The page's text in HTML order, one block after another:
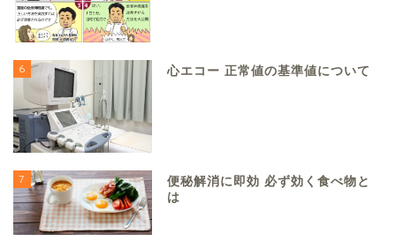
6 心エコー 正常値の基準値について
7
便秘解消に即効 必ず効く食べ物と
は